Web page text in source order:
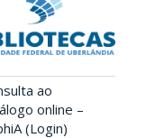
ao
online –
(Login)